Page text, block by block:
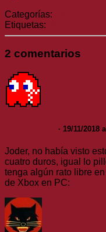
Categorías:
Etiquetas:
2 comentarios
· 19/11/2018
Joder, no había visto
cuatro duros, igual lo
tenga algún rato libre
de Xbox en PC: